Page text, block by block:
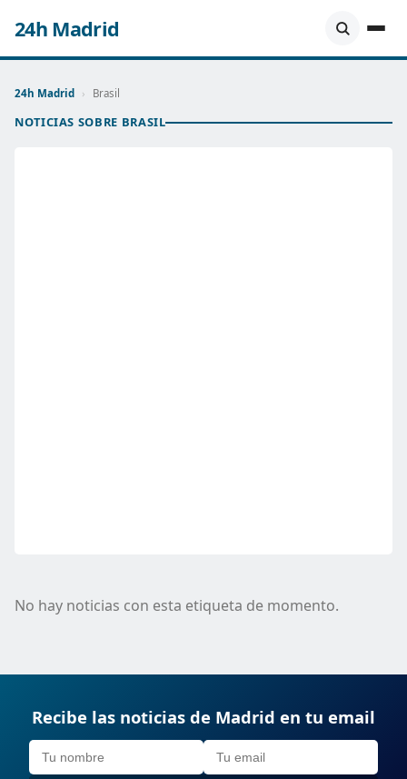
24h Madrid
24h Madrid › Brasil
NOTICIAS SOBRE BRASIL
No hay noticias con esta etiqueta de momento.
Recibe las noticias de Madrid en tu email